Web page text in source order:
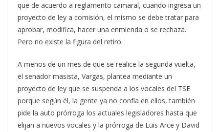
que de acuerdo a reglamento camaral, cuando ingresa un
proyecto de ley a comisión, el mismo se debe tratar para
aprobar, modifica, hacer una enmienda o se rechaza.
Pero no existe la figura del retiro.
A menos de un mes de que se realice la segunda vuelta,
el senador masista, Vargas, plantea mediante un
proyecto de ley que se suspenda a los vocales del TSE
porque según él, la gente ya no confía en ellos, también
pide la auto prórroga los actuales legisladores hasta que
elijan a nuevos vocales y la prórroga de Luis Arce y David